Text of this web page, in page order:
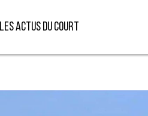
Les actus du court